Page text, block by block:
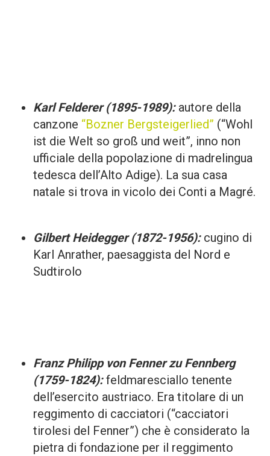
Karl Felderer (1895-1989):autore della
canzone “Bozner Bergsteigerlied” (“Wohl
ist die Welt so groß und weit”, inno non
ufficiale della popolazione di madrelingua
tedesca dell’Alto Adige). La sua casa
natale si trova in vicolo dei Conti a Magré.
Gilbert Heidegger (1872-1956): cugino di
Karl Anrather, paesaggista del Nord e
Sudtirolo
Franz Philipp von Fenner zu Fennberg
(1759-1824):feldmaresciallo tenente
dell’esercito austriaco. Era titolare di un
reggimento di cacciatori (“cacciatori
tirolesi del Fenner”) che è considerato la
pietra di fondazione per il reggimento